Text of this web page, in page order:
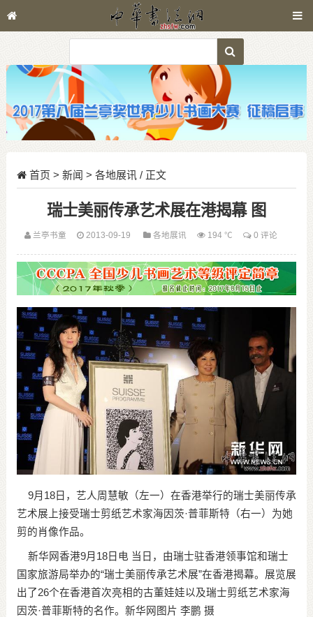
首页 > 新闻 > 各地展讯 / 正文
瑞士美丽传承艺术展在港揭幕 图
兰亭书童 2013-09-19 各地展讯 194 ℃ 0 评论
9月18日，艺人周慧敏（左一）在香港举行的瑞士美丽传承
艺术展上接受瑞士剪纸艺术家海因茨·普菲斯特（右一）为她
剪的肖像作品。
新华网香港9月18日电 当日，由瑞士驻香港领事馆和瑞士
国家旅游局举办的“瑞士美丽传承艺术展”在香港揭幕。展览展
出了26个在香港首次亮相的古董娃娃以及瑞士剪纸艺术家海
因茨·普菲斯特的名作。新华网图片 李鹏 摄